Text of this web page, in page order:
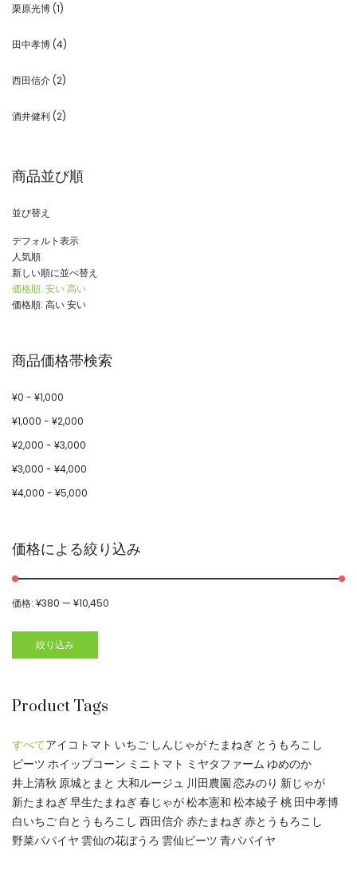
栗原光博 (1)
田中孝博 (4)
西田信介 (2)
酒井健利 (2)
商品並び順
並び替え
デフォルト表示
人気順
新しい順に並べ替え
価格順: 安い 高い
価格順: 高い 安い
商品価格帯検索
¥0 - ¥1,000
¥1,000 - ¥2,000
¥2,000 - ¥3,000
¥3,000 - ¥4,000
¥4,000 - ¥5,000
価格による絞り込み
絞り込み
価格: ¥380 — ¥10,450
Product Tags
すべてアイコトマト いちご しんじゃが たまねぎ とうもろこし
ビーツ ホイップコーン ミニトマト ミヤタファーム ゆめのか
井上清秋原城とまと 大和ルージュ 川田農園 恋みのり 新じゃが
新たまねぎ早生たまねぎ春じゃが松本憲和 松本綾子桃 田中孝博
白いちご 白とうもろこし 西田信介 赤たまねぎ赤とうもろこし
野菜パパイヤ 雲仙の花ぼうろ 雲仙ビーツ 青パパイヤ